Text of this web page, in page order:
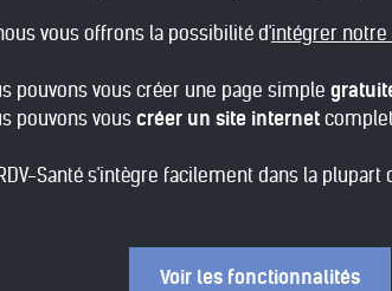
vous offrons la possibilité d'intégrer notre
pouvons vous créer une page simple
pouvons vous créer un site internet
Santé s'intègre facilement dans la
Voir les fonctionnalités